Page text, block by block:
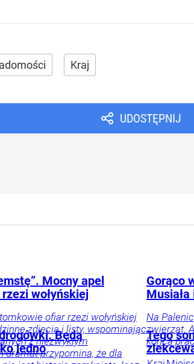
Kraj
UDOSTĘPNIJ
Mocny apel
wołyńskiej
ofiar rzezi wołyńskiej
zdjęcia i listy, wspominając
z niezwykłym
dramat przypomina, że dla
Gorąco
Na
zwierząt.
końca
Będą
jedno
Tego